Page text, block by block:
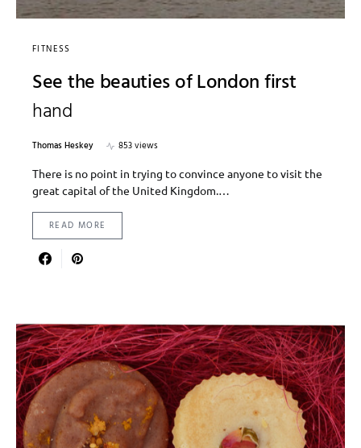
FITNESS
See the beauties of London first
hand
Thomas Heskey
853 views
There is no point in trying to convince anyone to visit the
great capital of the United Kingdom.…
READ MORE